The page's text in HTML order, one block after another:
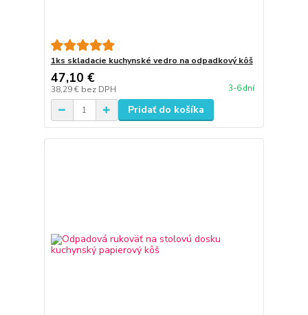
1ks skladacie kuchynské vedro na odpadkový kôš
47,10 €
38,29 € bez DPH 3-6 dní
Pridať do košíka